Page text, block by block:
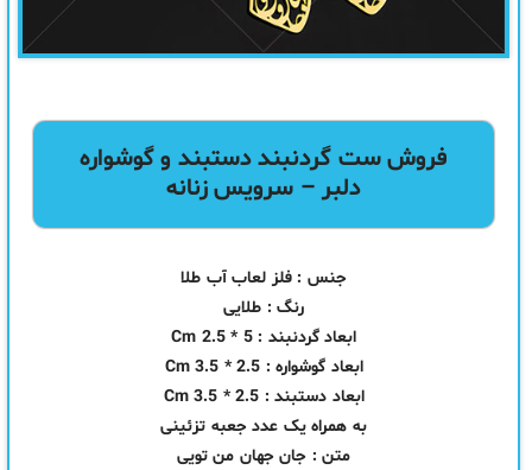
فروشست گردنبند دستبند و گوشواره
دلبر – سرویس زنانه
جنس : فلز لعاب آب طلا
رنگ : طلایی
ابعاد گردنبند : Cm 2.5 * 5
ابعاد گوشواره : Cm 3.5 * 2.5
ابعاد دستبند : Cm 3.5 * 2.5
به همراه یک عدد جعبه تزئینی
متن : جان جهان من تویی